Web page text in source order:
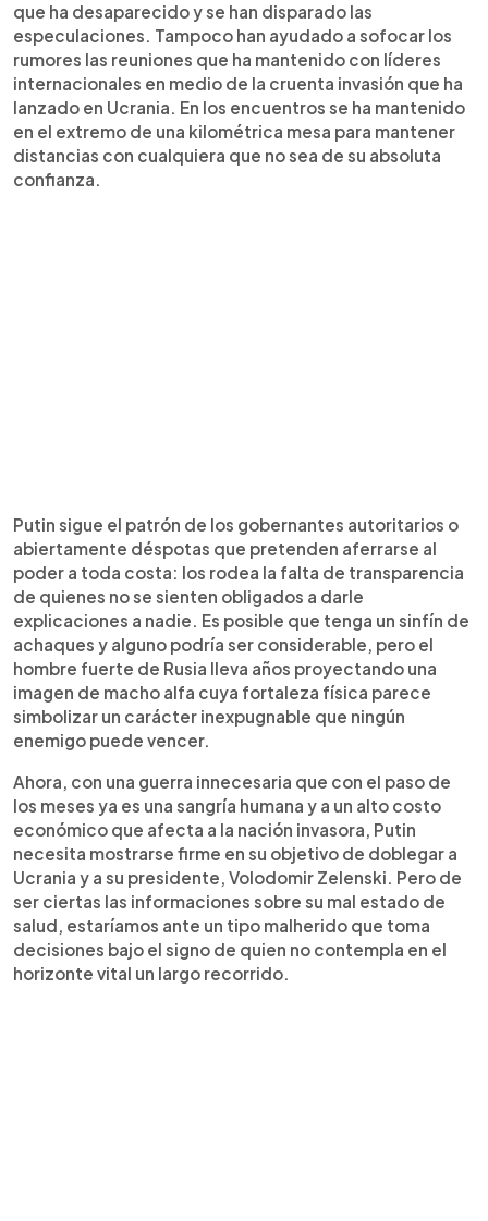
que ha desaparecido y se han disparado las
especulaciones. Tampoco han ayudado a sofocar los
rumores las reuniones que ha mantenido con líderes
internacionales en medio de la cruenta invasión que ha
lanzado en Ucrania. En los encuentros se ha mantenido
en el extremo de una kilométrica mesa para mantener
distancias con cualquiera que no sea de su absoluta
confianza.
Putin sigue el patrón de los gobernantes autoritarios o
abiertamente déspotas que pretenden aferrarse al
poder a toda costa: los rodea la falta de transparencia
de quienes no se sienten obligados a darle
explicaciones a nadie. Es posible que tenga un sinfín de
achaques y alguno podría ser considerable, pero el
hombre fuerte de Rusia lleva años proyectando una
imagen de macho alfa cuya fortaleza física parece
simbolizar un carácter inexpugnable que ningún
enemigo puede vencer.
Ahora, con una guerra innecesaria que con el paso de
los meses ya es una sangría humana y a un alto costo
económico que afecta a la nación invasora, Putin
necesita mostrarse firme en su objetivo de doblegar a
Ucrania y a su presidente, Volodomir Zelenski. Pero de
ser ciertas las informaciones sobre su mal estado de
salud, estaríamos ante un tipo malherido que toma
decisiones bajo el signo de quien no contempla en el
horizonte vital un largo recorrido.